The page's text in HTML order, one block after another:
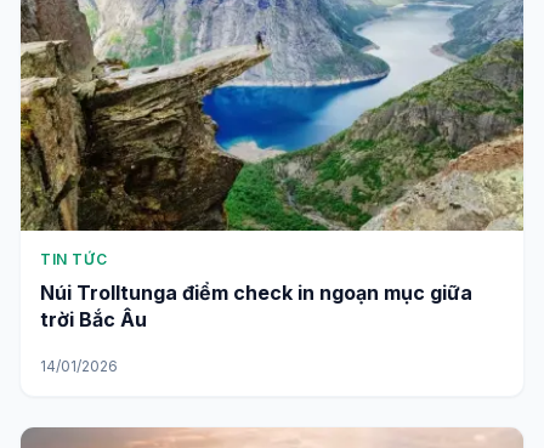
TIN TỨC
Núi Trolltunga điểm check in ngoạn mục giữa
trời Bắc Âu
14/01/2026